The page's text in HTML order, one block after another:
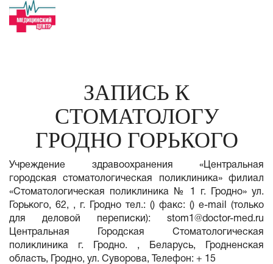
ЗАПИСЬ К
СТОМАТОЛОГУ
ГРОДНО ГОРЬКОГО
Учреждение здравоохранения «Центральная
городская стоматологическая поликлиника» филиал
«Стоматологическая поликлиника № 1 г. Гродно» ул.
Горького, 62, , г. Гродно тел.: () факс: () e-mail (только
для деловой переписки): stom1@doctor-med.ru
Центральная Городская Стоматологическая
поликлиника г. Гродно. , Беларусь, Гродненская
область, Гродно, ул. Суворова, Телефон: + 15